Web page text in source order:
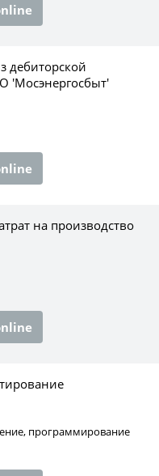
дебиторской
'Мосэнергосбыт'
на производство
программирование